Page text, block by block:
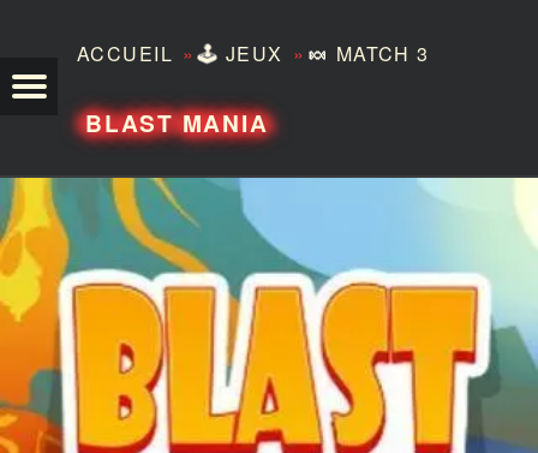
ACCUEIL »🕹️ JEUX » 🍬 MATCH 3
BLAST MANIA